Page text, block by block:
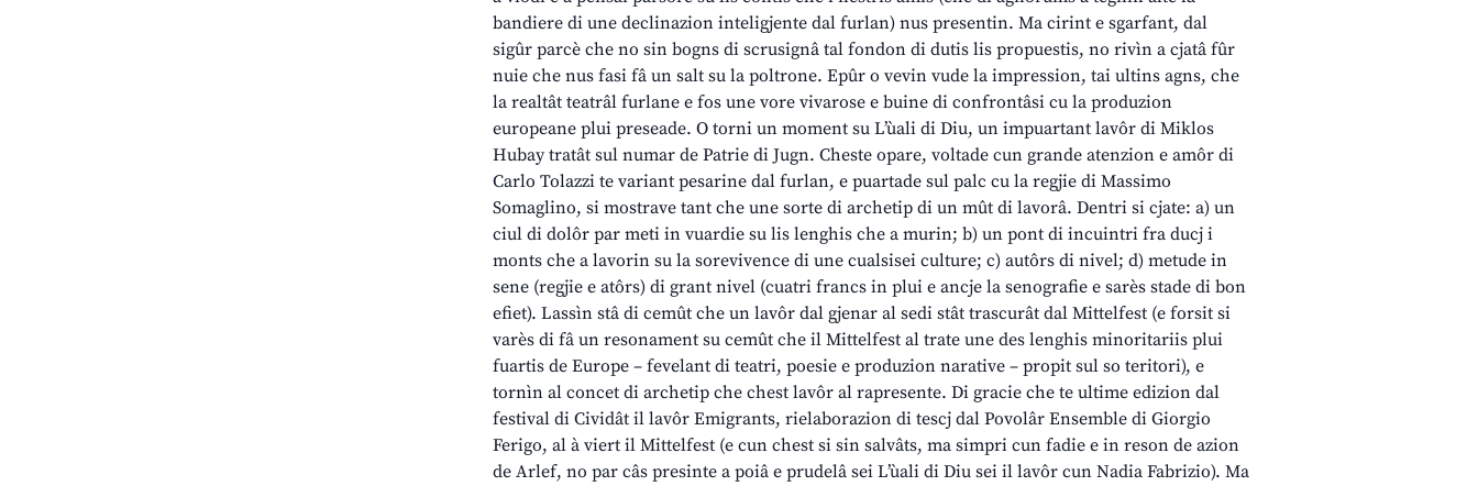
bandiere di une declinazion inteligjente dal furlan) nus presentin. Ma cirint e sgarfant, dal
sigûr parcè che no sin bogns di scrusignâ tal fondon di dutis lis propuestis, no rivìn a cjatâ fûr
nuie che nus fasi fâ un salt su la poltrone. Epûr o vevin vude la impression, tai ultins agns, che
la realtât teatrâl furlane e fos une vore vivarose e buine di confrontâsi cu la produzion
europeane plui preseade. O torni un moment su L’ùali di Diu, un impuartant lavôr di Miklos
Hubay tratât sul numar de Patrie di Jugn. Cheste opare, voltade cun grande atenzion e amôr di
Carlo Tolazzi te variant pesarine dal furlan, e puartade sul palc cu la regjie di Massimo
Somaglino, si mostrave tant che une sorte di archetip di un mût di lavorâ. Dentri si cjate: a) un
ciul di dolôr par meti in vuardie su lis lenghis che a murin; b) un pont di incuintri fra ducj i
monts che a lavorin su la sorevivence di une cualsisei culture; c) autôrs di nivel; d) metude in
sene (regjie e atôrs) di grant nivel (cuatri francs in plui e ancje la senografie e sarès stade di bon
efiet). Lassìn stâ di cemût che un lavôr dal gjenar al sedi stât trascurât dal Mittelfest (e forsit si
varès di fâ un resonament su cemût che il Mittelfest al trate une des lenghis minoritariis plui
fuartis de Europe – fevelant di teatri, poesie e produzion narative – propit sul so teritori), e
tornìn al concet di archetip che chest lavôr al rapresente. Di gracie che te ultime edizion dal
festival di Cividât il lavôr Emigrants, rielaborazion di tescj dal Povolâr Ensemble di Giorgio
Ferigo, al à viert il Mittelfest (e cun chest si sin salvâts, ma simpri cun fadie e in reson de azion
de Arlef, no par câs presinte a poiâ e prudelâ sei L’ùali di Diu sei il lavôr cun Nadia Fabrizio). Ma